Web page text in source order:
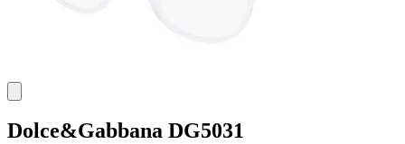
Dolce&Gabbana DG5031